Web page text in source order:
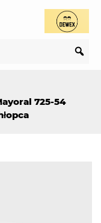
725-54